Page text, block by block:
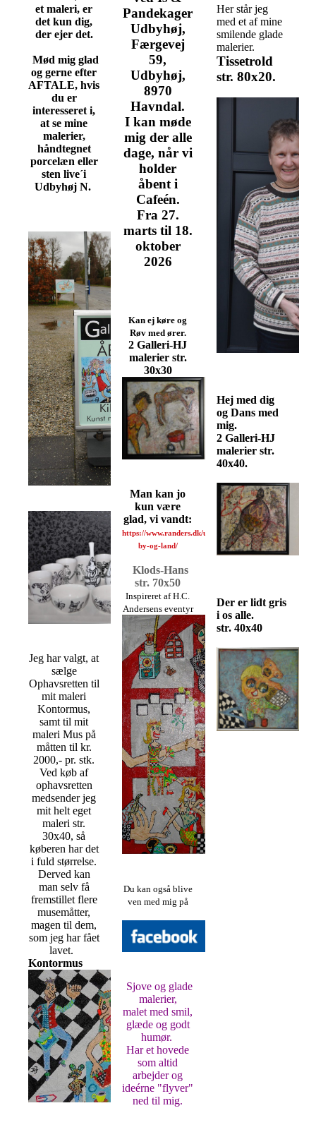
et maleri, er
det kun dig,
der ejer det.
Mød mig glad
og gerne efter
AFTALE, hvis
du er
interesseret i,
at se mine
malerier,
håndtegnet
porcelæn eller
sten live´i
Udbyhøj N.
Jeg har valgt, at
sælge
Ophavsretten til
mit maleri
Kontormus,
samt til mit
maleri Mus på
måtten til kr.
2000,- pr. stk.
Ved køb af
ophavsretten
medsender jeg
mit helt eget
maleri str.
30x40, så
køberen har det
i fuld størrelse.
Derved kan
man selv få
fremstillet flere
musemåtter,
magen til dem,
som jeg har fået
lavet.
Kontormus
Pandekager
Udbyhøj,
Færgevej
59,
Udbyhøj,
8970
Havndal.
I kan møde
mig der alle
dage, når vi
holder
åbent i
Cafeén.
Fra 27.
marts til 18.
oktober
2026
Kan ej køre og
Røv med ører.
2 Galleri-HJ
malerier str.
30x30
Man kan jo
kun være
glad, vi vandt:
https://www.randers.dk/udvikling-
by-og-land/
Klods-Hans
str. 70x50
Inspireret af H.C.
Andersens eventyr
Du kan også blive
ven med mig på
Sjove og glade
malerier,
malet med smil,
glæde og godt
humør.
Har et hovede
som altid
arbejder og
ideérne "flyver"
ned til mig.
Her står jeg
med et af mine
smilende glade
malerier.
Tissetrold
str. 80x20.
Hej med dig
og Dans med
mig.
2 Galleri-HJ
malerier str.
40x40.
Der er lidt gris
i os alle.
str. 40x40